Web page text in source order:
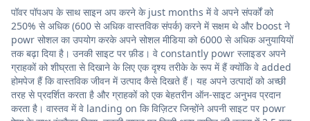
पॉवर पॉपअप के साथ साइन अप करने के just months में वे अपने संपर्कों को
250% से अधिक (600 से अधिक वास्तविक संपर्क) करने में सक्षम थे और boost ने
powr सोशल का उपयोग करके अपने सोशल मीडिया को 6000 से अधिक अनुयायियों
तक बढ़ा दिया है। उनकी साइट पर फ़ीड। वे constantly powr स्लाइडर अपने
ग्राहकों को शीघ्रता से दिखाने के लिए एक दृश्य तरीके के रूप में हैं क्योंकि वे added
होमपेज हैं कि वास्तविक जीवन में उत्पाद कैसे दिखते हैं। यह अपने उत्पादों को अच्छी
तरह से प्रदर्शित करता है और ग्राहकों को एक बेहतरीन ऑन-साइट अनुभव प्रदान
करता है। वास्तव में वे landing on कि विज़िटर जिन्होंने अपनी साइट पर powr